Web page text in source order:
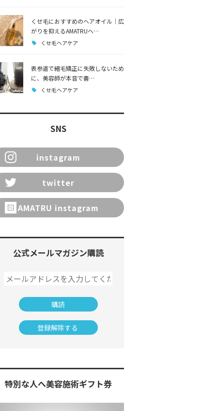
くせ毛におすすめのヘアオイル｜広
がりを抑えるAMATRUヘ…
くせ毛ヘアケア
表参道で縮毛矯正に失敗しないため
に、美容師が本音で書…
くせ毛ヘアケア
SNS
instagram
twitter
AMATRU instagram
公式メールマガジン購読
特別な人へ美容施術ギフト券